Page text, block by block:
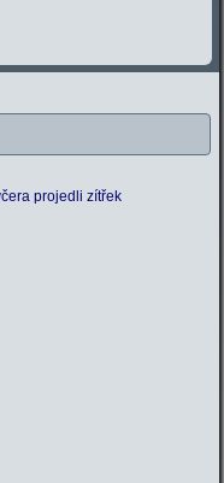
projedli zítřek